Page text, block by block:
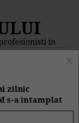
in
zilnic
s-a intamplat